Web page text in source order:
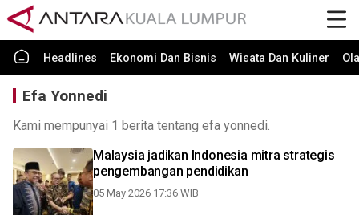
Headlines Ekonomi Dan Bisnis Wisata Dan Kuliner
Efa Yonnedi
Kami mempunyai 1 berita tentang efa yonnedi.
Malaysia jadikan Indonesia mitra strategis
pengembangan pendidikan
05 May 2026 17:36 WIB